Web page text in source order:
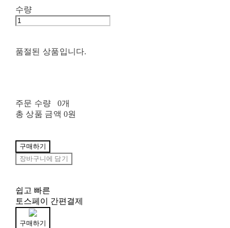
수량
품절된 상품입니다.
주문 수량
0개
총 상품 금액 0원
구매하기
장바구니에 담기
쉽고 빠른
토스페이 간편결제
구매하기